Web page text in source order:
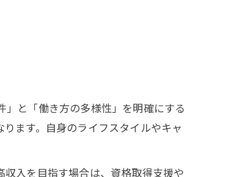
と「働き方の多様性」を明確にする
ます。自身のライフスタイルやキャ
入を目指す場合は、資格取得支援や